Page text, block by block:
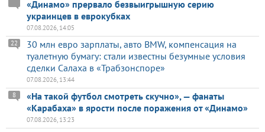
«Динамо» прервало безвыигрышную серию
украинцев в еврокубках
07.08.2026, 14:05
30 млн евро зарплаты, авто BMW, компенсация на
туалетную бумагу: стали известны безумные условия
сделки Салаха в «Трабзонспоре»
22
07.08.2026, 13:44
«На такой футбол смотреть скучно», — фанаты
«Карабаха» в ярости после поражения от «Динамо»
8
07.08.2026, 13:23